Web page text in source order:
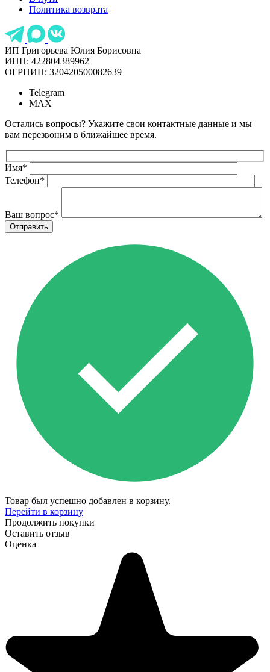
Политика возврата
ИП Григорьева Юлия Борисовна
ИНН: 422804389962
ОГРНИП: 320420500082639
Telegram
MAX
Остались вопросы? Укажите свои контактные данные и мы
вам перезвоним в ближайшее время.
Имя*
Телефон*
Ваш вопрос*
Товар был успешно добавлен в корзину.
Перейти в корзину
Продолжить покупки
Оставить отзыв
Оценка